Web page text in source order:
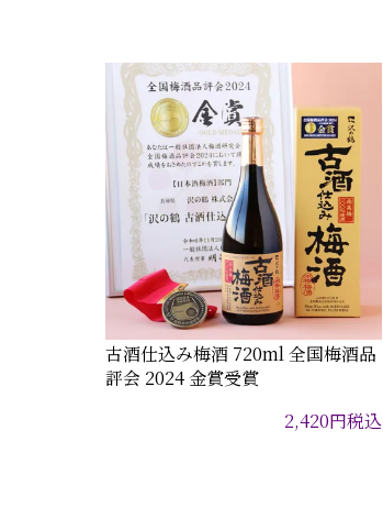
古酒仕込み梅酒 720ml 全国梅酒品
評会 2024 金賞受賞
2,420円税込